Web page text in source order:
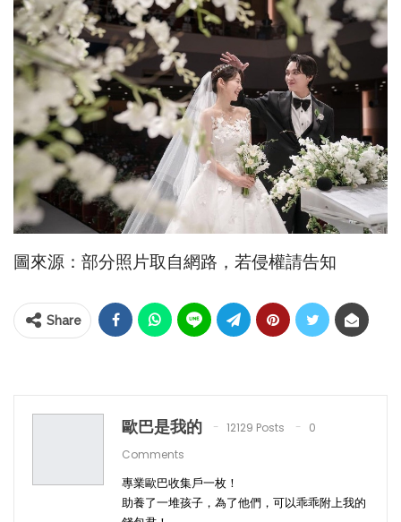
圖來源：部分照片取自網路，若侵權請告知
Share
歐巴是我的 12129 Posts
0
Comments
專業歐巴收集戶一枚！
助養了一堆孩子，為了他們，可以乖乖附上我的